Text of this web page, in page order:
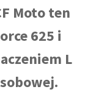
Moto ten
625 i
L